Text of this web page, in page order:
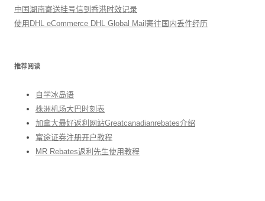
中国湖南寄送挂号信到香港时效记录
使用DHL eCommerce DHL Global Mail寄往国内丢件经历
推荐阅读
自学冰岛语
株洲机场大巴时刻表
加拿大最好返利网站Greatcanadianrebates介绍
富途证券注册开户教程
MR Rebates返利先生使用教程